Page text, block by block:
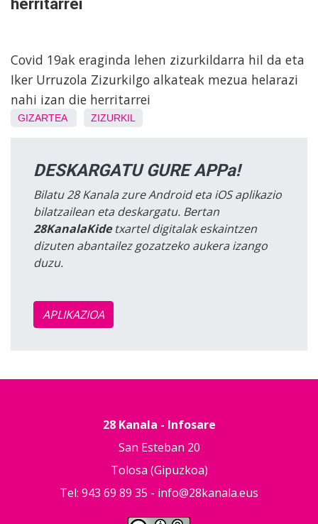
Covid 19ak eraginda lehen zizurkildarra hil da eta
Iker Urruzola Zizurkilgo alkateak mezua helarazi
nahi izan die herritarrei
GIZARTEA ZIZURKIL
DESKARGATU GURE APPa!
Bilatu 28 Kanala zure Android eta iOS aplikazio
bilatzailean eta deskargatu. Bertan
28KanalaKidetxartel digitalak eskaintzen
dizuten abantailez gozatzeko aukera izango
duzu.
APLIKAZIOA
28 Kanala - Infosare
San Esteban 20
Tolosa (Gipuzkoa)
Tel: 943 69 89 35 - info@28kanala.eus